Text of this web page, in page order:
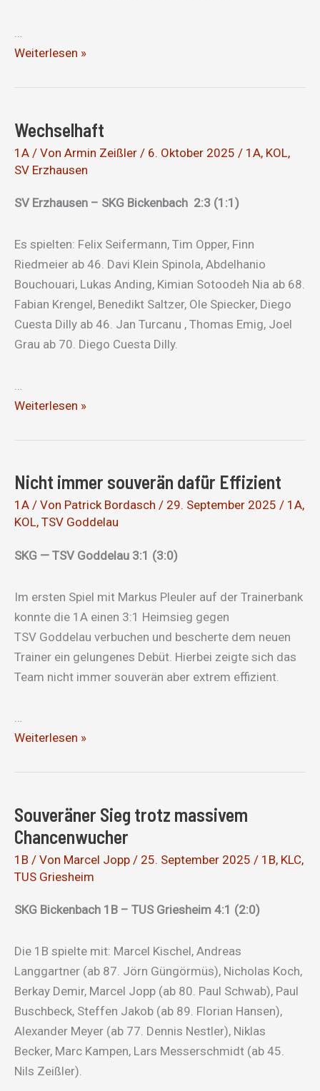
…
Regenschlacht
Eberstadt
Weiterlesen »
Wechselhaft
1A / Von Armin Zeißler / 6. Oktober 2025 / 1A, KOL,
SV Erzhausen
SV Erzhausen – SKG Bickenbach 2:3 (1:1)
Es spielten: Felix Seifermann, Tim Opper, Finn
Riedmeier ab 46. Davi Klein Spinola, Abdelhanio
Bouchouari, Lukas Anding, Kimian Sotoodeh Nia ab 68.
Fabian Krengel, Benedikt Saltzer, Ole Spiecker, Diego
Cuesta Dilly ab 46. Jan Turcanu , Thomas Emig, Joel
Grau ab 70. Diego Cuesta Dilly.
Wechselhaft
Weiterlesen »
Nicht immer souverän dafür Effizient
1A / Von Patrick Bordasch / 29. September 2025 / 1A,
KOL, TSV Goddelau
SKG — TSV Goddelau 3:1 (3:0)
Im ersten Spiel mit Markus Pleuler auf der Trainerbank
konnte die 1A einen 3:1 Heimsieg gegen
TSV Goddelau verbuchen und bescherte dem neuen
Trainer ein gelungenes Debüt. Hierbei zeigte sich das
Team nicht immer souverän aber extrem effizient.
…
Nicht
souverän
Effizient
Weiterlesen »
Souveräner Sieg trotz massivem
Chancenwucher
1B / Von Marcel Jopp / 25. September 2025 / 1B, KLC,
TUS Griesheim
SKG Bickenbach 1B – TUS Griesheim 4:1 (2:0)
Die 1B spielte mit: Marcel Kischel, Andreas
Langgartner (ab 87. Jörn Güngörmüs), Nicholas Koch,
Berkay Demir, Marcel Jopp (ab 80. Paul Schwab), Paul
Buschbeck, Steffen Jakob (ab 89. Florian Hansen),
Alexander Meyer (ab 77. Dennis Nestler), Niklas
Becker, Marc Kampen, Lars Messerschmidt (ab 45.
Nils Zeißler).